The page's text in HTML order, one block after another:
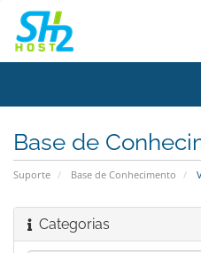
Base de
Suporte Base de Conhecimento
Categorias